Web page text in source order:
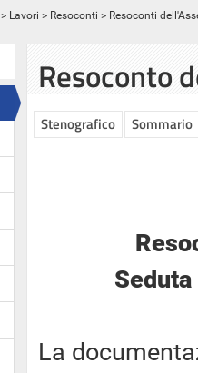
> Lavori > Resoconti > Resoconti
Resoconto
Stenografico Sommario
La